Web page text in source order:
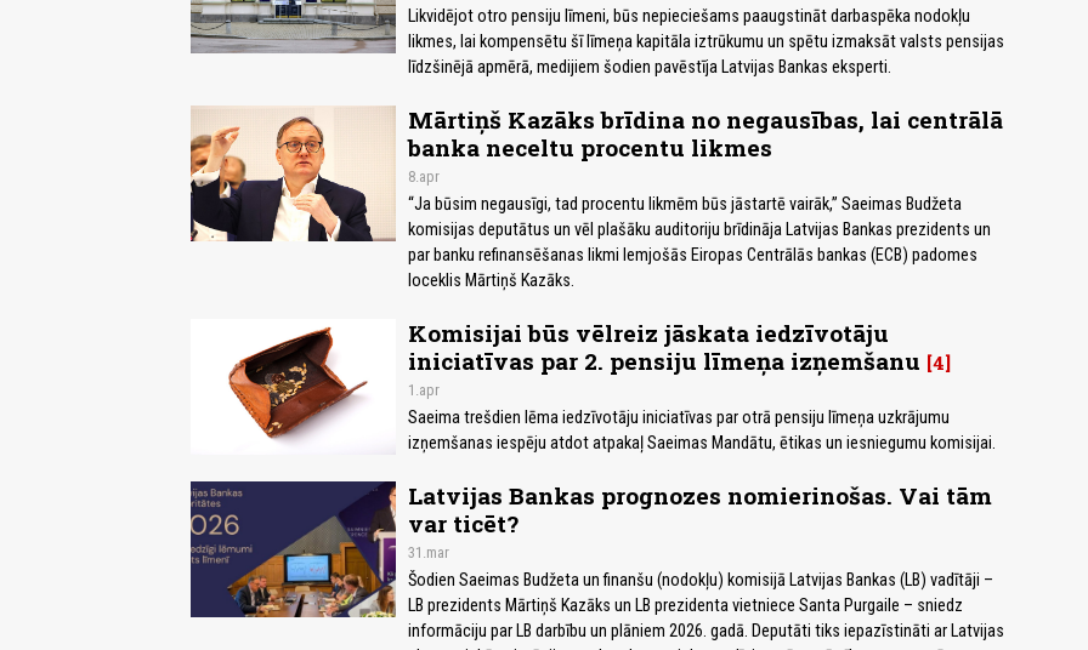
Likvidējot otro pensiju līmeni, būs nepieciešams paaugstināt darbaspēka nodokļu
likmes, lai kompensētu šī līmeņa kapitāla iztrūkumu un spētu izmaksāt valsts pensijas
līdzšinējā apmērā, medijiem šodien pavēstīja Latvijas Bankas eksperti.
Mārtiņš Kazāks brīdina no negausības, lai centrālā
banka neceltu procentu likmes
8.apr
“Ja būsim negausīgi, tad procentu likmēm būs jāstartē vairāk,” Saeimas Budžeta
komisijas deputātus un vēl plašāku auditoriju brīdināja Latvijas Bankas prezidents un
par banku refinansēšanas likmi lemjošās Eiropas Centrālās bankas (ECB) padomes
loceklis Mārtiņš Kazāks.
Komisijai būs vēlreiz jāskata iedzīvotāju
iniciatīvas par 2. pensiju līmeņa izņemšanu 4
1.apr
Saeima trešdien lēma iedzīvotāju iniciatīvas par otrā pensiju līmeņa uzkrājumu
izņemšanas iespēju atdot atpakaļ Saeimas Mandātu, ētikas un iesniegumu komisijai.
Latvijas Bankas prognozes nomierinošas. Vai tām
var ticēt?
31.mar
Šodien Saeimas Budžeta un finanšu (nodokļu) komisijā Latvijas Bankas (LB) vadītāji –
LB prezidents Mārtiņš Kazāks un LB prezidenta vietniece Santa Purgaile – sniedz
informāciju par LB darbību un plāniem 2026. gadā. Deputāti tiks iepazīstināti ar Latvijas